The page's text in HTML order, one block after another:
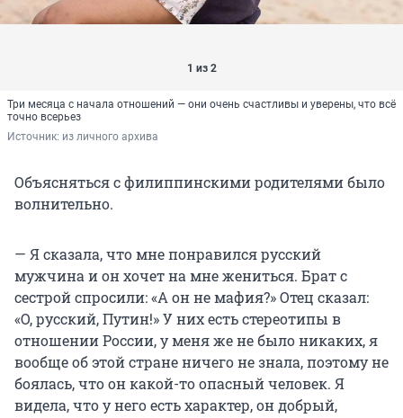
1 из 2
Три месяца с начала отношений — они очень счастливы и уверены, что всё
точно всерьез
Источник: из личного архива
Объясняться с филиппинскими родителями было
волнительно.
— Я сказала, что мне понравился русский
мужчина и он хочет на мне жениться. Брат с
сестрой спросили: «А он не мафия?» Отец сказал:
«О, русский, Путин!» У них есть стереотипы в
отношении России, у меня же не было никаких, я
вообще об этой стране ничего не знала, поэтому не
боялась, что он какой-то опасный человек. Я
видела, что у него есть характер, он добрый,